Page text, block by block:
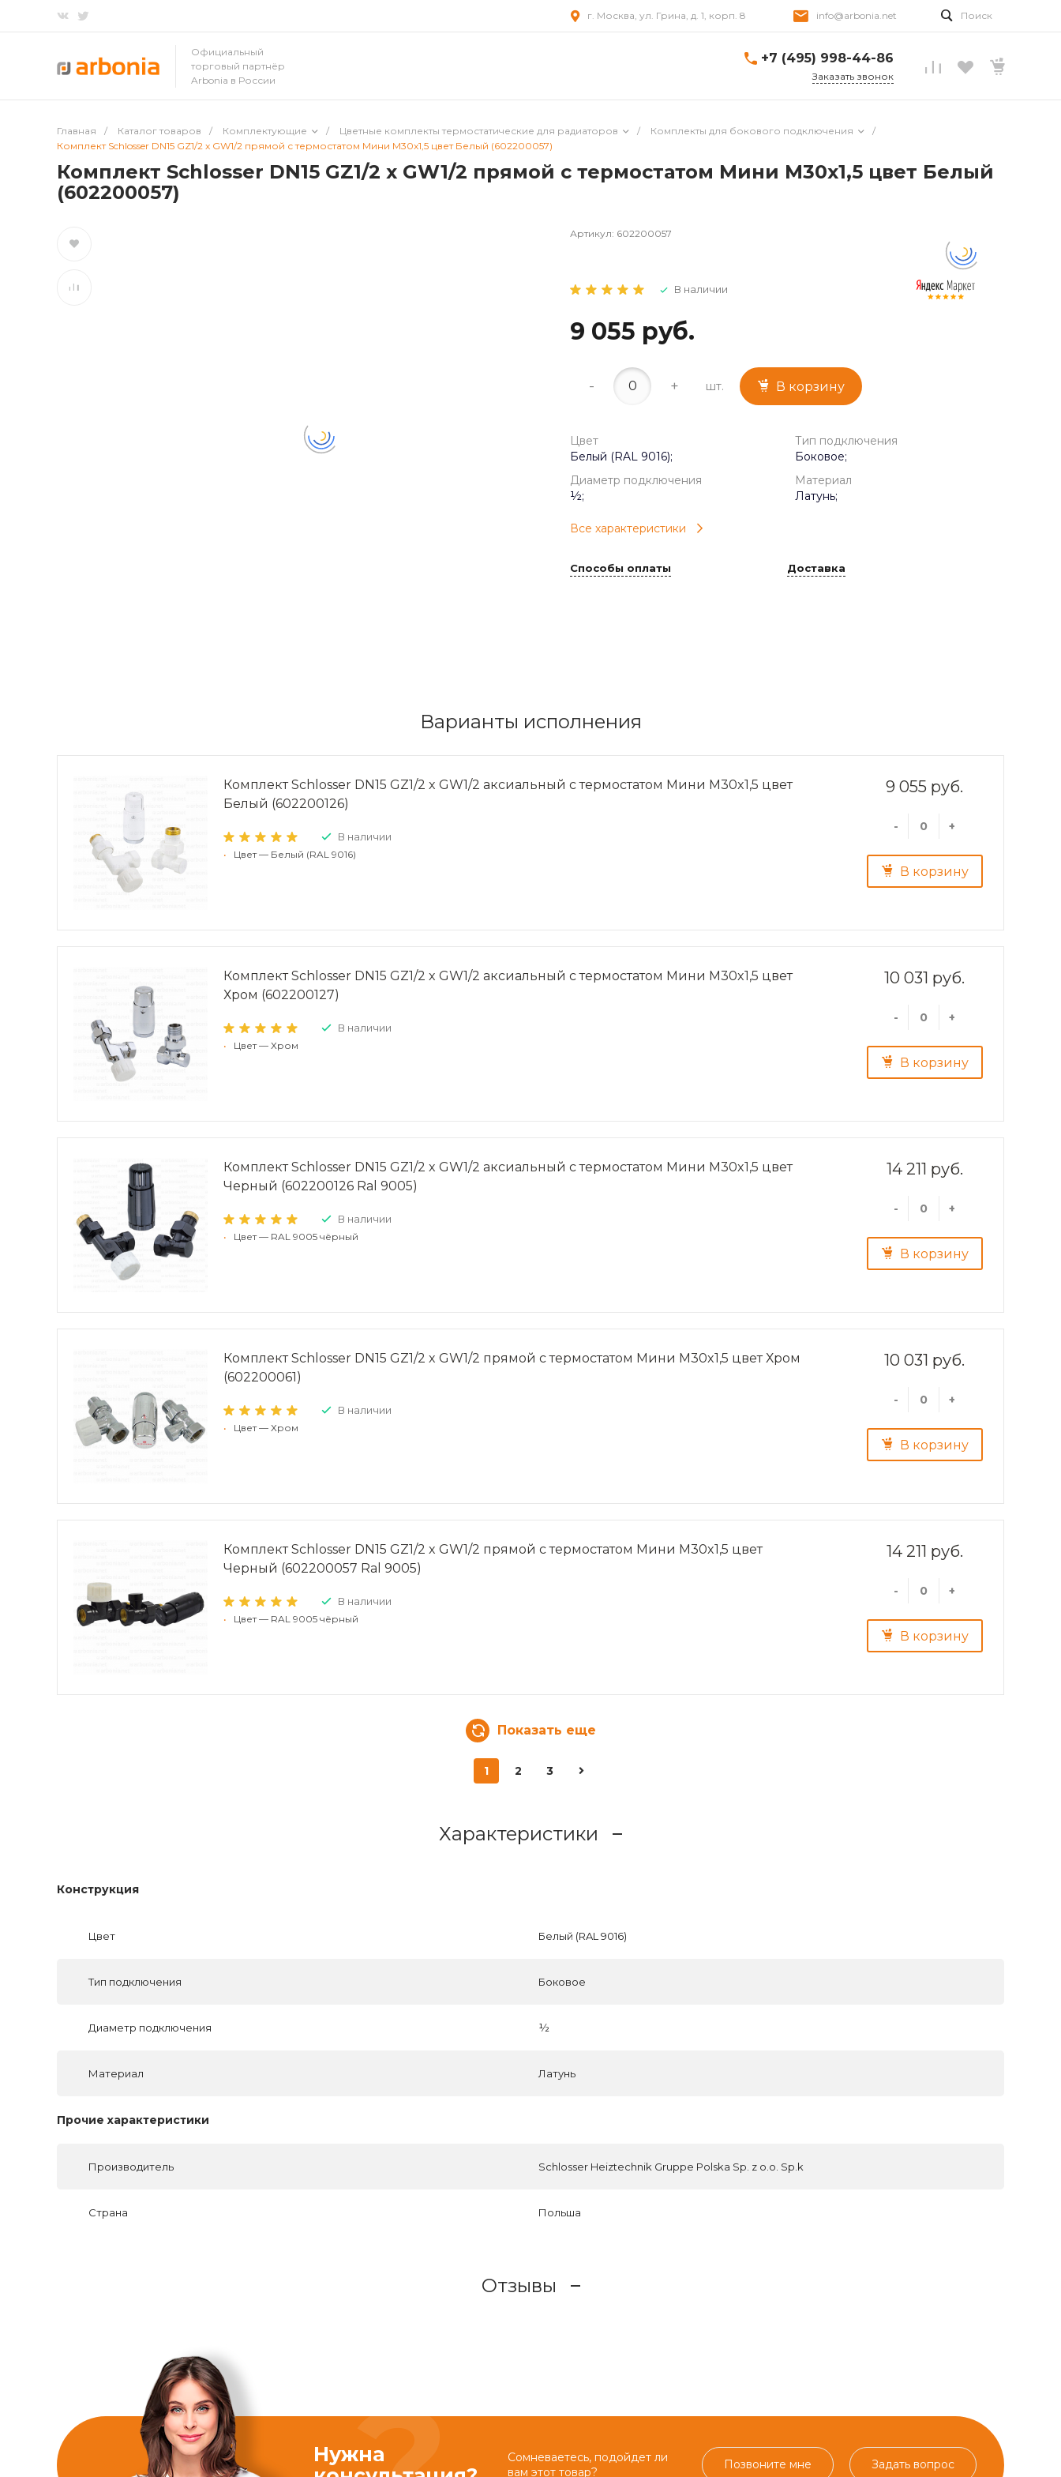
г. Москва, ул. Грина, д. 1, корп. 8 info@arbonia.net Поиск
Официальный
торговый партнёр
Arbonia в России
+7 (495) 998-44-86
Заказать звонок
Главная / Каталог товаров / Комплектующие / Цветные комплекты термостатические для радиаторов / Комплекты для бокового подключения
/
Комплект Schlosser DN15 GZ1/2 x GW1/2 прямой с термостатом Мини M30x1,5 цвет Белый (602200057)
Комплект Schlosser DN15 GZ1/2 x GW1/2 прямой с термостатом Мини M30x1,5 цвет Белый
(602200057)
Артикул: 602200057
В наличии
9 055 руб.
- + шт. В корзину
Цвет
Белый (RAL 9016);
Тип подключения
Боковое;
Диаметр подключения
½;
Материал
Латунь;
Все характеристики
Способы оплаты Доставка
Варианты исполнения
9 055 руб.
- +
В корзину
Комплект Schlosser DN15 GZ1/2 x GW1/2 аксиальный с термостатом Мини M30x1,5 цвет
Белый (602200126)
В наличии
• Цвет — Белый (RAL 9016)
10 031 руб.
- +
В корзину
Комплект Schlosser DN15 GZ1/2 x GW1/2 аксиальный с термостатом Мини M30x1,5 цвет
Хром (602200127)
В наличии
• Цвет — Хром
14 211 руб.
- +
В корзину
Комплект Schlosser DN15 GZ1/2 x GW1/2 аксиальный с термостатом Мини M30x1,5 цвет
Черный (602200126 Ral 9005)
В наличии
• Цвет — RAL 9005 чёрный
10 031 руб.
- +
В корзину
Комплект Schlosser DN15 GZ1/2 x GW1/2 прямой с термостатом Мини M30x1,5 цвет Хром
(602200061)
В наличии
• Цвет — Хром
14 211 руб.
- +
В корзину
Комплект Schlosser DN15 GZ1/2 x GW1/2 прямой с термостатом Мини M30x1,5 цвет
Черный (602200057 Ral 9005)
В наличии
• Цвет — RAL 9005 чёрный
Показать еще
1 2 3
Характеристики
Конструкция
Цвет Белый (RAL 9016)
Тип подключения Боковое
Диаметр подключения ½
Материал Латунь
Прочие характеристики
Производитель Schlosser Heiztechnik Gruppe Polska Sp. z o.o. Sp.k
Страна Польша
Отзывы
Нужна
Сомневаетесь, подойдет ли
вам этот товар?
Позвоните мне Задать вопрос